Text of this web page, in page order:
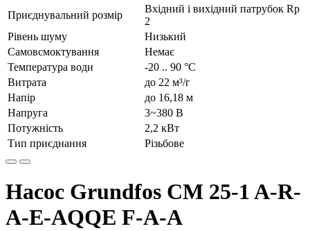
Приєднувальний розмір
Вхідний і вихідний патрубок Rp
2
Рівень шуму
Низький
Самовсмоктування
Немає
Температура води
-20 .. 90 °C
Витрата
до 22 м³/г
Напір
до 16,18 м
Напруга
3~380 В
Потужність
2,2 кВт
Тип приєднання
Різьбове
Насос Grundfos CM 25-1 A-R-
A-E-AQQE F-A-A